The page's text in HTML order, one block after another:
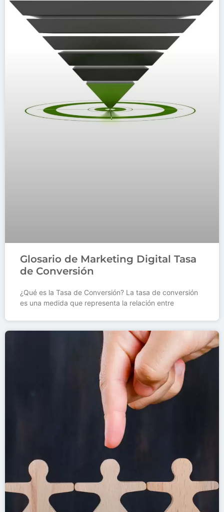
Glosario de Marketing Digital Tasa
de Conversión
¿Qué es la Tasa de Conversión? La tasa de conversión
es una medida que representa la relación entre